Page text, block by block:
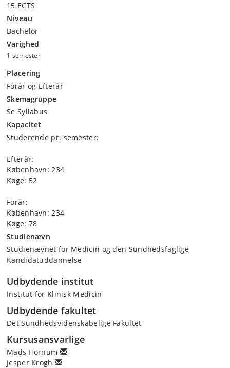
15 ECTS
Niveau
Bachelor
Varighed
1 semester
Placering
Forår og Efterår
Skemagruppe
Se Syllabus
Kapacitet
Studerende pr. semester:
Efterår:
København: 234
Køge: 52
Forår:
København: 234
Køge: 78
Studienævn
Studienævnet for Medicin og den Sundhedsfaglige
Kandidatuddannelse
Udbydende institut
Institut for Klinisk Medicin
Udbydende fakultet
Det Sundhedsvidenskabelige Fakultet
Kursusansvarlige
Mads Hornum
Jesper Krogh